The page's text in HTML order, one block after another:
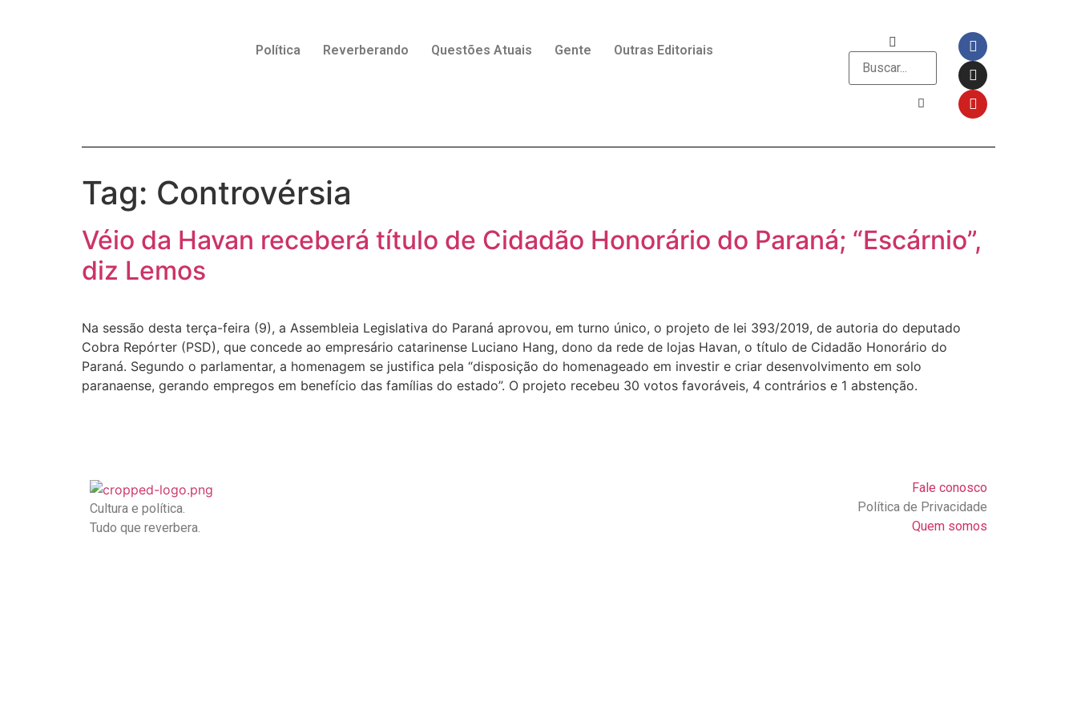
Política Reverberando Questões Atuais Gente Outras Editoriais
Tag: Controvérsia
Véio da Havan receberá título de Cidadão Honorário do Paraná; “Escárnio”,
diz Lemos
Na sessão desta terça-feira (9), a Assembleia Legislativa do Paraná aprovou, em turno único, o projeto de lei 393/2019, de autoria do deputado
Cobra Repórter (PSD), que concede ao empresário catarinense Luciano Hang, dono da rede de lojas Havan, o título de Cidadão Honorário do
Paraná. Segundo o parlamentar, a homenagem se justifica pela “disposição do homenageado em investir e criar desenvolvimento em solo
paranaense, gerando empregos em benefício das famílias do estado”. O projeto recebeu 30 votos favoráveis, 4 contrários e 1 abstenção.
Cultura e política.
Tudo que reverbera.
Fale conosco
Política de Privacidade
Quem somos